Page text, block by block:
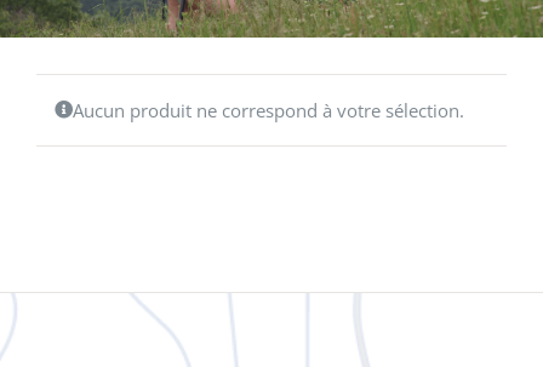
Aucun produit ne correspond à votre sélection.